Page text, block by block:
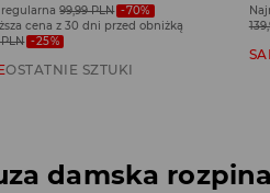
regularna 99,99 PLN -70%
cena z 30 dni przed obniżką
-25%
OSTATNIE SZTUKI
damska